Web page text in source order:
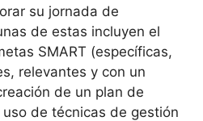
su jornada de
de estas incluyen el
SMART (específicas,
relevantes y con un
de un plan de
de técnicas de gestión